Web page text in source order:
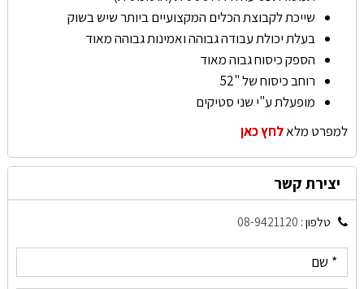
שייכת לקבוצת הכלים המקצועיים ביותר שיש בשוק
בעלת יכולת עבודה גבוהה ואמינות גבוהה מאוד
הספק כיסוח גבוה מאוד
רוחב כיסוח של "52
מופעלת ע"י שני סטיקים
למפרט מלאלחץ כאן
יצירת קשר
טלפון : 08-9421120